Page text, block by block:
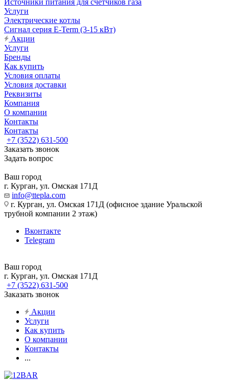
Источники питания для счетчиков газа
Услуги
Электрические котлы
Сигнал серия E-Term (3-15 кВт)
Акции
Услуги
Бренды
Как купить
Условия оплаты
Условия доставки
Реквизиты
Компания
О компании
Контакты
Контакты
+7 (3522) 631-500
Заказать звонок
Задать вопрос
Ваш город
г. Курган, ул. Омская 171Д
info@ttepla.com
г. Курган, ул. Омская 171Д (офисное здание Уральской
трубной компании 2 этаж)
Вконтакте
Telegram
Ваш город
г. Курган, ул. Омская 171Д
+7 (3522) 631-500
Заказать звонок
Акции
Услуги
Как купить
О компании
Контакты
...